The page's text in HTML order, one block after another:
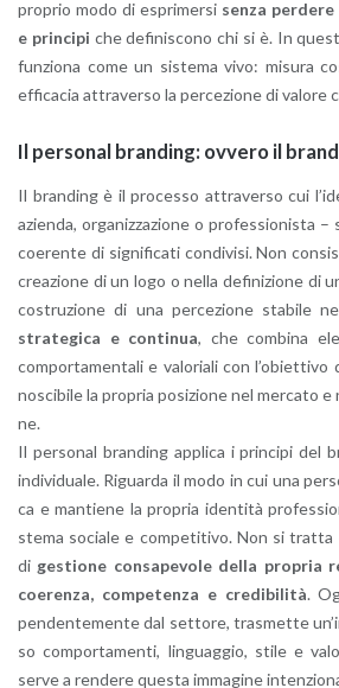
pro­prio modo di espri­mer­si senza
e prin­ci­pi che de­fi­ni­sco­no chi si è. In
fun­zio­na come un si­ste­ma vivo: mi­su­ra
ef­fi­ca­cia at­tra­ver­so la per­ce­zio­ne di va­lo­re
Il per­so­nal bran­ding: ov­ve­ro il
Il bran­ding è il pro­ces­so at­tra­ver­so cui
azien­da, or­ga­niz­za­zio­ne o pro­fes­sio­ni­sta
coe­ren­te di si­gni­fi­ca­ti con­di­vi­si. Non
crea­zio­ne di un logo o nella de­fi­ni­zio­ne di
co­stru­zio­ne di una per­ce­zio­ne sta­bi­le
stra­te­gi­ca e con­ti­nua, che com­bi­na
com­por­ta­men­ta­li e va­lo­ria­li con
no­sci­bi­le la pro­pria po­si­zio­ne nel mer­ca­to
ne.
Il per­so­nal bran­ding ap­pli­ca i prin­ci­pi del
in­di­vi­dua­le. Ri­guar­da il modo in cui una
ca e man­tie­ne la pro­pria iden­ti­tà
ste­ma so­cia­le e com­pe­ti­ti­vo. Non si trat­ta
di ge­stio­ne con­sa­pe­vo­le della pro­pria
coe­ren­za, com­pe­ten­za e cre­di­bi­li­tà.
pen­den­te­men­te dal set­to­re, tra­smet­te
so com­por­ta­men­ti, lin­guag­gio, stile e
serve a ren­de­re que­sta im­ma­gi­ne